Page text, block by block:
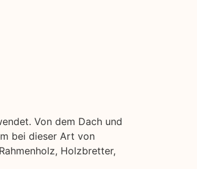
Von dem Dach und
bei dieser Art von
Holzbretter,